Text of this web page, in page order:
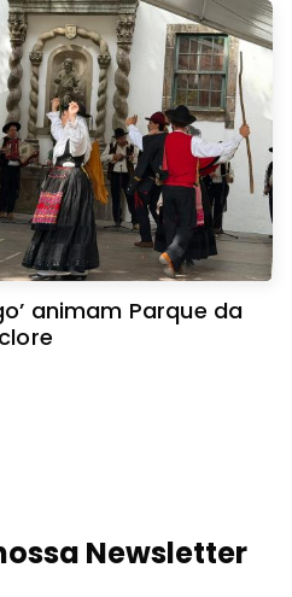
animam Parque da
Newsletter